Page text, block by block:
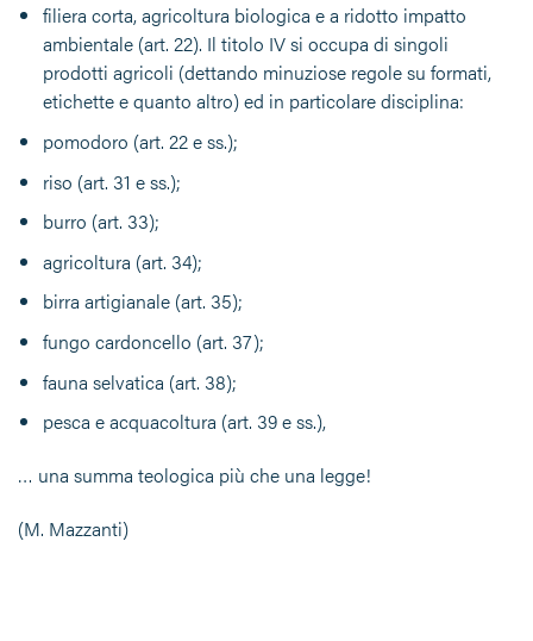
filiera corta, agricoltura biologica e a ridotto impatto
ambientale (art. 22). Il titolo IV si occupa di singoli
prodotti agricoli (dettando minuziose regole su formati,
etichette e quanto altro) ed in particolare disciplina:
pomodoro (art. 22 e ss.);
riso (art. 31 e ss.);
burro (art. 33);
agricoltura (art. 34);
birra artigianale (art. 35);
fungo cardoncello (art. 37);
fauna selvatica (art. 38);
pesca e acquacoltura (art. 39 e ss.),
… una summa teologica più che una legge!
(M. Mazzanti)